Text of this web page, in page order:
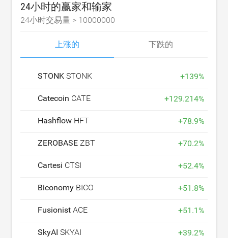
24小时的赢家和输家
24小时交易量 > 10000000
上涨的 下跌的
STONK STONK +139%
Catecoin CATE +129.214%
Hashflow HFT +78.9%
ZEROBASE ZBT +70.2%
Cartesi CTSI +52.4%
Biconomy BICO +51.8%
Fusionist ACE +51.1%
SkyAI SKYAI +39.2%